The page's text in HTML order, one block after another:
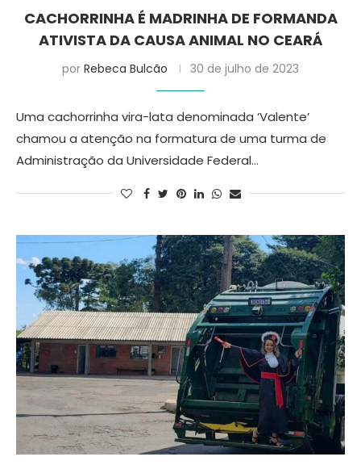
CACHORRINHA É MADRINHA DE FORMANDA
ATIVISTA DA CAUSA ANIMAL NO CEARÁ
por Rebeca Bulcão 30 de julho de 2023
Uma cachorrinha vira-lata denominada ‘Valente’
chamou a atenção na formatura de uma turma de
Administração da Universidade Federal…